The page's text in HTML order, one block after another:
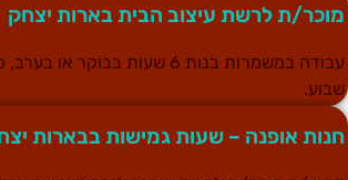
ת לרשת עיצוב הבית בארות יצחק
עבודה במשמרות בנות 6 שעות בבוקר
אופנה – שעות גמישות בבארות